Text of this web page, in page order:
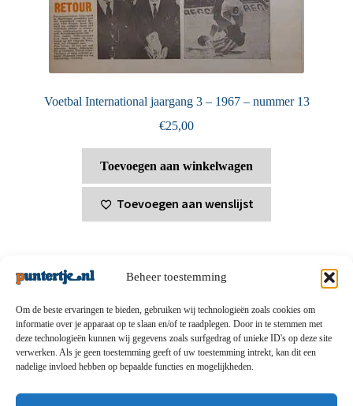
Beheer toestemming
Om de beste ervaringen te bieden, gebruiken wij technologieën zoals cookies om
informatie over je apparaat op te slaan en/of te raadplegen. Door in te stemmen met
deze technologieën kunnen wij gegevens zoals surfgedrag of unieke ID's op deze site
verwerken. Als je geen toestemming geeft of uw toestemming intrekt, kan dit een
nadelige invloed hebben op bepaalde functies en mogelijkheden.
Voetbal International jaargang 3 – 1967 – nummer 13
€25,00
Toevoegen aan winkelwagen
Toevoegen aan wenslijst
Privacybeleid-Verzending en retouren-Algemene
voorwaarden-Disclaimert-Betaalmethoden-Over ons